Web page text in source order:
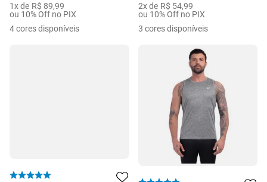
1x de R$ 89,99
ou 10% Off no PIX
4cores disponíveis
2x de R$ 54,99
ou 10% Off no PIX
3 cores disponíveis